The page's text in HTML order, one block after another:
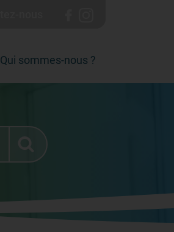
Qui sommes-nous ?